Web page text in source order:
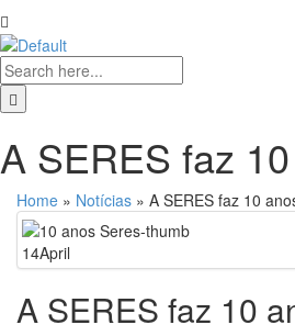
A SERES faz
Home » Notícias » A SERES faz 10
14April
A SERES faz 10